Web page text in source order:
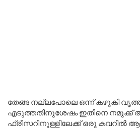
തേങ്ങ നല്ലപോലെ ഒന്ന് കഴുകി
എടുത്തതിനുശേഷം ഇതിനെ നമുക്ക്
ഫ്രീസറിനുള്ളിലേക്ക് ഒരു കവറിൽ